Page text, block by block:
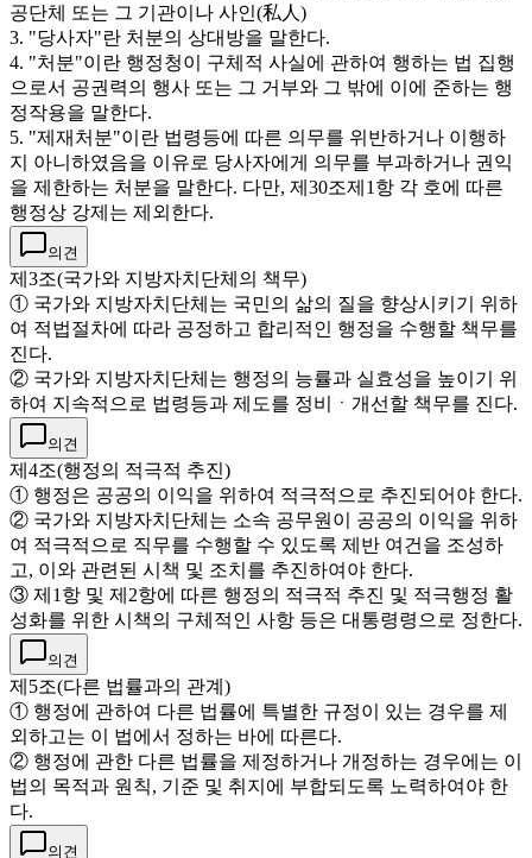
공단체 또는 그 기관이나 사인(私人)
3. "당사자"란 처분의 상대방을 말한다.
4. "처분"이란 행정청이 구체적 사실에 관하여 행하는 법 집행
으로서 공권력의 행사 또는 그 거부와 그 밖에 이에 준하는 행
정작용을 말한다.
5. "제재처분"이란 법령등에 따른 의무를 위반하거나 이행하
지 아니하였음을 이유로 당사자에게 의무를 부과하거나 권익
을 제한하는 처분을 말한다. 다만, 제30조제1항 각 호에 따른
행정상 강제는 제외한다.
의견
제3조(국가와 지방자치단체의 책무)
① 국가와 지방자치단체는 국민의 삶의 질을 향상시키기 위하
여 적법절차에 따라 공정하고 합리적인 행정을 수행할 책무를
진다.
② 국가와 지방자치단체는 행정의 능률과 실효성을 높이기 위
하여 지속적으로 법령등과 제도를 정비ㆍ개선할 책무를 진다.
의견
제4조(행정의 적극적 추진)
① 행정은 공공의 이익을 위하여 적극적으로 추진되어야 한다.
② 국가와 지방자치단체는 소속 공무원이 공공의 이익을 위하
여 적극적으로 직무를 수행할 수 있도록 제반 여건을 조성하
고, 이와 관련된 시책 및 조치를 추진하여야 한다.
③ 제1항 및 제2항에 따른 행정의 적극적 추진 및 적극행정 활
성화를 위한 시책의 구체적인 사항 등은 대통령령으로 정한다.
의견
제5조(다른 법률과의 관계)
① 행정에 관하여 다른 법률에 특별한 규정이 있는 경우를 제
외하고는 이 법에서 정하는 바에 따른다.
② 행정에 관한 다른 법률을 제정하거나 개정하는 경우에는 이
법의 목적과 원칙, 기준 및 취지에 부합되도록 노력하여야 한
다.
의견